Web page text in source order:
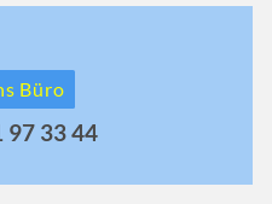
Büro
97 33 44